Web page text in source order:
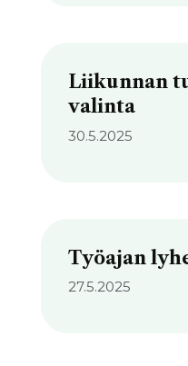
Liikunnan
valinta
30.5.2025
Työajan
27.5.2025